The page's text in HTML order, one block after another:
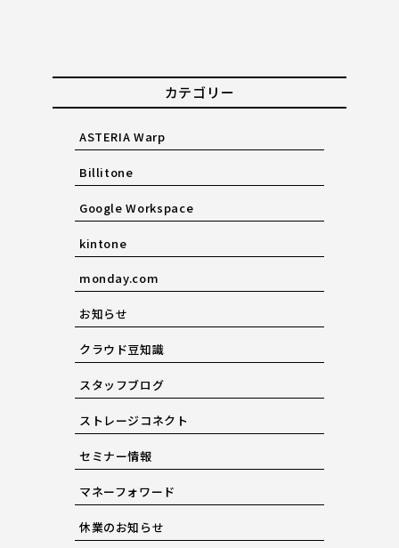
カテゴリー
ASTERIA Warp
Billitone
Google Workspace
kintone
monday.com
お知らせ
クラウド豆知識
スタッフブログ
ストレージコネクト
セミナー情報
マネーフォワード
休業のお知らせ